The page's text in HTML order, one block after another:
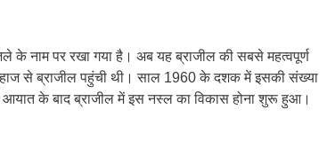
नाम पर रखा गया है। अब यह ब्राजील की सबसे महत्वपूर्ण
से ब्राजील पहुंची थी। साल 1960 के दशक में इसकी संख्या
के बाद ब्राजील में इस नस्ल का विकास होना शुरू हुआ।